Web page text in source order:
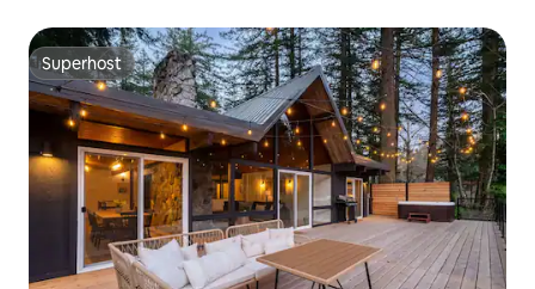
Superhost
Superhost